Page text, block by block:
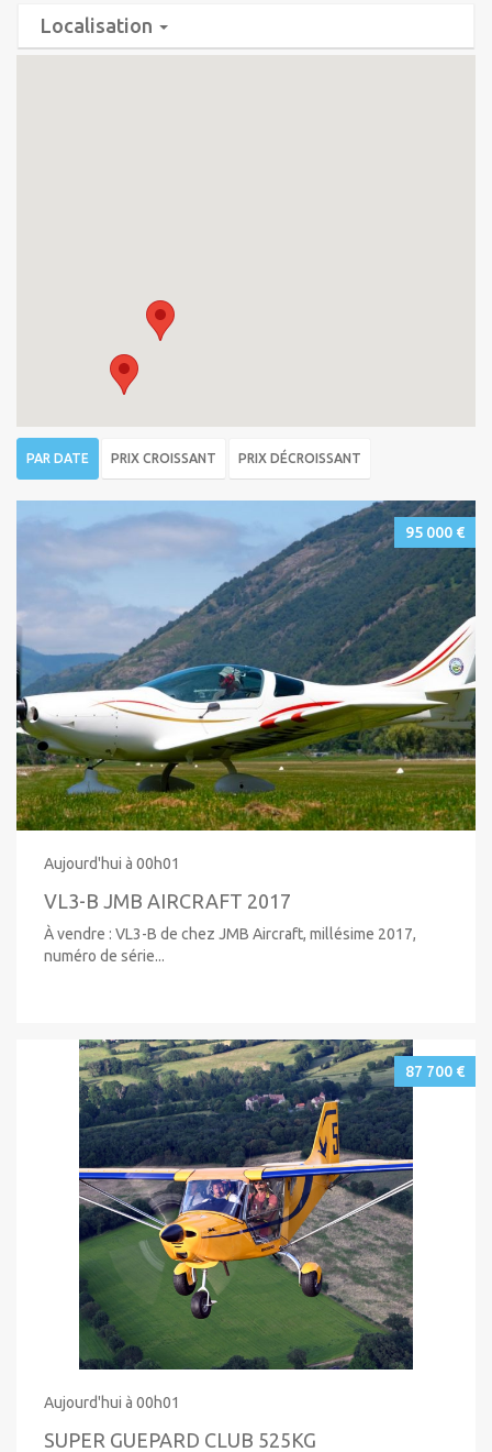
Localisation
PAR DATE PRIX CROISSANT PRIX DÉCROISSANT
95 000 €
Aujourd'hui à 00h01
VL3-B JMB AIRCRAFT 2017
À vendre : VL3-B de chez JMB Aircraft, millésime 2017,
numéro de série...
87 700 €
Aujourd'hui à 00h01
SUPER GUEPARD CLUB 525KG